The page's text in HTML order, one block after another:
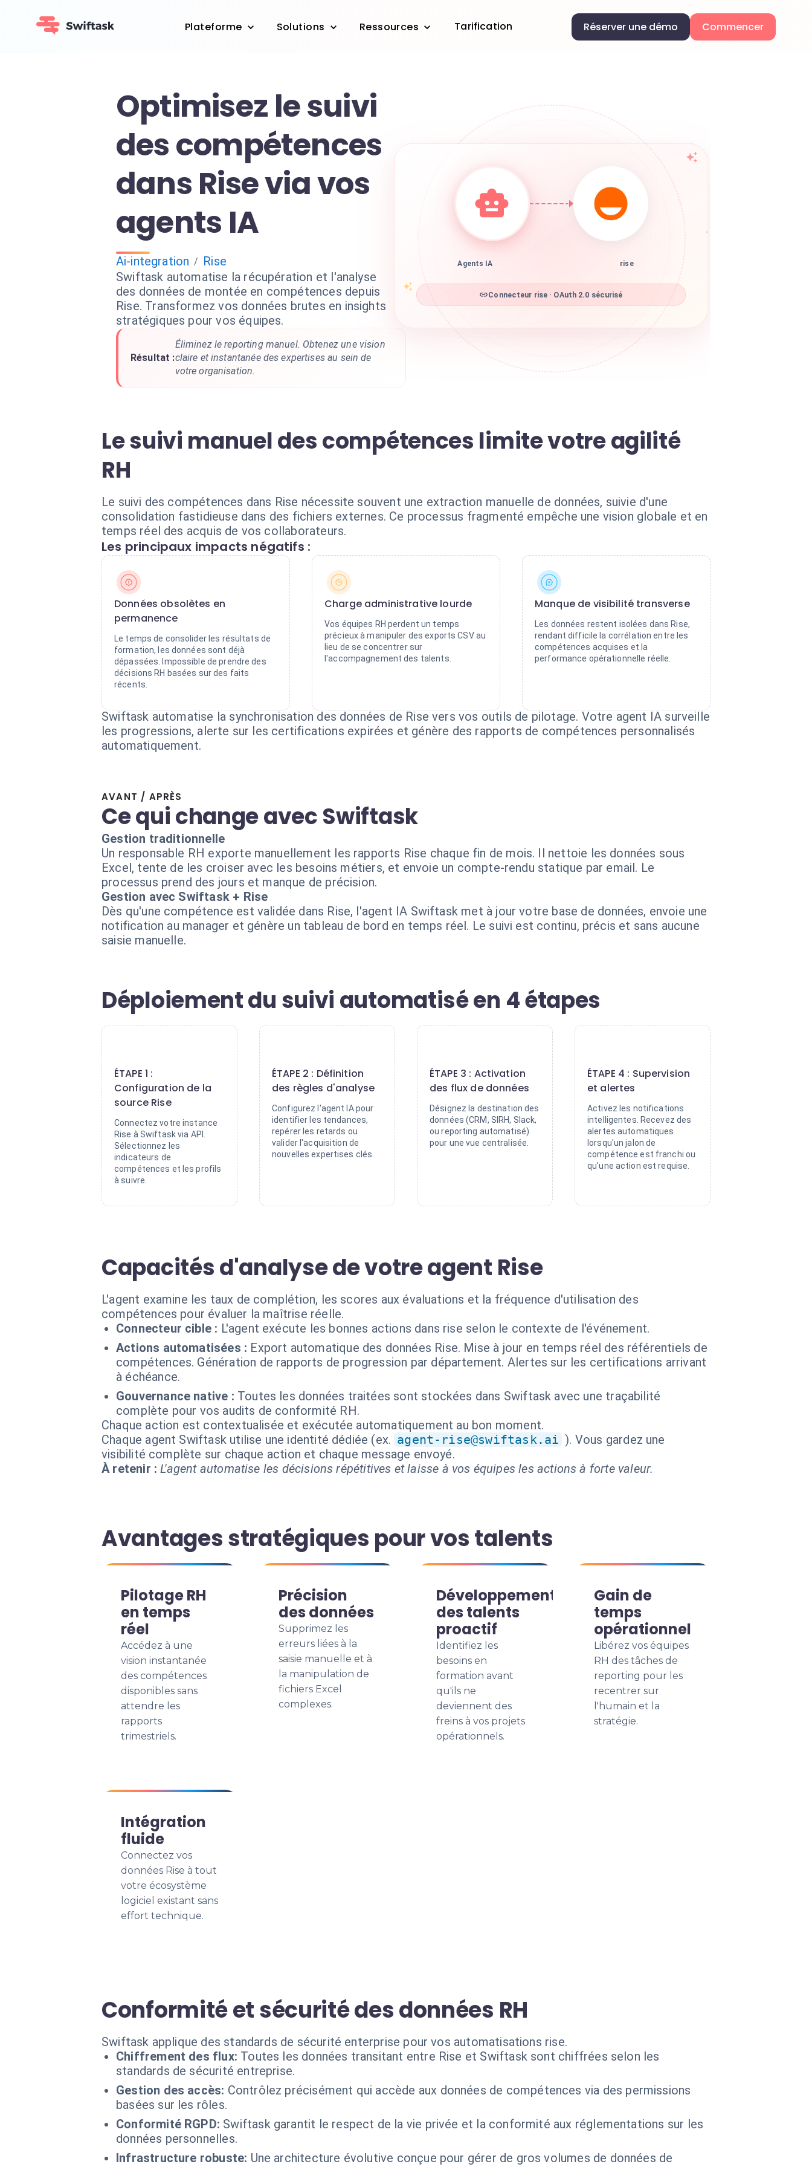
Plateforme Solutions Ressources Tarification Réserver une démo Commencer
Optimisez le suivi
des compétences
dans Rise via vos
agents IA
Ai-integration / Rise
Swiftask automatise la récupération et l'analyse
des données de montée en compétences depuis
Rise. Transformez vos données brutes en insights
stratégiques pour vos équipes.
Résultat :
Éliminez le reporting manuel. Obtenez une vision
claire et instantanée des expertises au sein de
votre organisation.
Agents IA rise
Connecteur rise · OAuth 2.0 sécurisé
Le suivi manuel des compétences limite votre agilité
RH
Le suivi des compétences dans Rise nécessite souvent une extraction manuelle de données, suivie d'une
consolidation fastidieuse dans des fichiers externes. Ce processus fragmenté empêche une vision globale et en
temps réel des acquis de vos collaborateurs.
Les principaux impacts négatifs :
Données obsolètes en
permanence
Le temps de consolider les résultats de
formation, les données sont déjà
dépassées. Impossible de prendre des
décisions RH basées sur des faits
récents.
Charge administrative lourde
Vos équipes RH perdent un temps
précieux à manipuler des exports CSV au
lieu de se concentrer sur
l'accompagnement des talents.
Manque de visibilité transverse
Les données restent isolées dans Rise,
rendant difficile la corrélation entre les
compétences acquises et la
performance opérationnelle réelle.
Swiftask automatise la synchronisation des données de Rise vers vos outils de pilotage. Votre agent IA surveille
les progressions, alerte sur les certifications expirées et génère des rapports de compétences personnalisés
automatiquement.
AVANT / APRÈS
Ce qui change avec Swiftask
Gestion traditionnelle
Un responsable RH exporte manuellement les rapports Rise chaque fin de mois. Il nettoie les données sous
Excel, tente de les croiser avec les besoins métiers, et envoie un compte-rendu statique par email. Le
processus prend des jours et manque de précision.
Gestion avec Swiftask + Rise
Dès qu'une compétence est validée dans Rise, l'agent IA Swiftask met à jour votre base de données, envoie une
notification au manager et génère un tableau de bord en temps réel. Le suivi est continu, précis et sans aucune
saisie manuelle.
Déploiement du suivi automatisé en 4 étapes
ÉTAPE 1 :
Configuration de la
source Rise
Connectez votre instance
Rise à Swiftask via API.
Sélectionnez les
indicateurs de
compétences et les profils
à suivre.
ÉTAPE 2 : Définition
des règles d'analyse
Configurez l'agent IA pour
identifier les tendances,
repérer les retards ou
valider l'acquisition de
nouvelles expertises clés.
ÉTAPE 3 : Activation
des flux de données
Désignez la destination des
données (CRM, SIRH, Slack,
ou reporting automatisé)
pour une vue centralisée.
ÉTAPE 4 : Supervision
et alertes
Activez les notifications
intelligentes. Recevez des
alertes automatiques
lorsqu'un jalon de
compétence est franchi ou
qu'une action est requise.
Capacités d'analyse de votre agent Rise
L'agent examine les taux de complétion, les scores aux évaluations et la fréquence d'utilisation des
compétences pour évaluer la maîtrise réelle.
Connecteur cible : L'agent exécute les bonnes actions dans rise selon le contexte de l'événement.
Actions automatisées : Export automatique des données Rise. Mise à jour en temps réel des référentiels de
compétences. Génération de rapports de progression par département. Alertes sur les certifications arrivant
à échéance.
Gouvernance native : Toutes les données traitées sont stockées dans Swiftask avec une traçabilité
complète pour vos audits de conformité RH.
Chaque action est contextualisée et exécutée automatiquement au bon moment.
Chaque agent Swiftask utilise une identité dédiée (ex. agent-rise@swiftask.ai ). Vous gardez une
visibilité complète sur chaque action et chaque message envoyé.
À retenir : L'agent automatise les décisions répétitives et laisse à vos équipes les actions à forte valeur.
Avantages stratégiques pour vos talents
Pilotage RH
en temps
réel
Accédez à une
vision instantanée
des compétences
disponibles sans
attendre les
rapports
trimestriels.
Précision
des données
Supprimez les
erreurs liées à la
saisie manuelle et à
la manipulation de
fichiers Excel
complexes.
Développement
des talents
proactif
Identifiez les
besoins en
formation avant
qu'ils ne
deviennent des
freins à vos projets
opérationnels.
Gain de
temps
opérationnel
Libérez vos équipes
RH des tâches de
reporting pour les
recentrer sur
l'humain et la
stratégie.
Intégration
fluide
Connectez vos
données Rise à tout
votre écosystème
logiciel existant sans
effort technique.
Conformité et sécurité des données RH
Swiftask applique des standards de sécurité enterprise pour vos automatisations rise.
Chiffrement des flux: Toutes les données transitant entre Rise et Swiftask sont chiffrées selon les
standards de sécurité entreprise.
Gestion des accès: Contrôlez précisément qui accède aux données de compétences via des permissions
basées sur les rôles.
Conformité RGPD: Swiftask garantit le respect de la vie privée et la conformité aux réglementations sur les
données personnelles.
Infrastructure robuste: Une architecture évolutive conçue pour gérer de gros volumes de données de